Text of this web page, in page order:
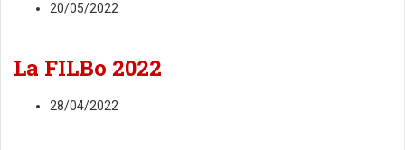
20/05/2022
La FILBo 2022
28/04/2022